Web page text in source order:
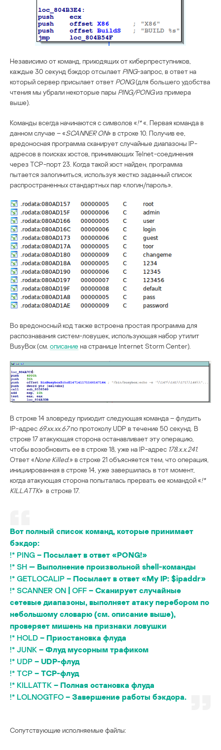
Независимо от команд, приходящих от киберпреступников,
каждые 30 секунд бэкдор отсылает PING-запрос, в ответ на
который сервер присылает ответ PONG(для большего удобства
чтения мы убрали некоторые пары PING/PONGиз примера
выше).
Команды всегда начинаются с символов «!*«. Первая команда в
данном случае – «SCANNER ON» в строке 10. Получив ее,
вредоносная программа сканирует случайные диапазоны IP-
адресов в поисках хостов, принимающих Telnet-соединения
через TCP-порт 23. Когда такой хост найден, программа
пытается залогиниться, используя жестко заданный список
распространенных стандартных пар «логин/пароль».
Во вредоносный код также встроена простая программа для
распознавания систем-ловушек, использующая набор утилит
BusyBox (см. описание на странице Internet Storm Center).
В строке 14 зловреду приходит следующая команда – флудить
IP-адрес 69.xx.xx.67по протоколу UDP в течение 50 секунд. В
строке 17 атакующая сторона останавливает эту операцию,
чтобы возобновить ее в строке 18, уже на IP-адрес 178.x.x.241.
Ответ «None Killed.» в строке 21 объясняется тем, что операция,
инициированная в строке 14, уже завершилась в тот момент,
когда атакующая сторона попыталась прервать ее командой «!*
KILLATTK» в строке 17.
Вот полный список команд, которые принимает
бэкдор:
!* PING – Посылает в ответ «PONG!»
!* SH — Выполнение произвольной shell-команды
!* GETLOCALIP – Посылает в ответ «My IP: $ipaddr»
!* SCANNER ON OFF – Сканирует случайные
сетевые диапазоны, выполняет атаку перебором по
небольшому словарю (см. описание выше),
проверяет мишень на признаки ловушки
!* HOLD – Приостановка флуда
!* JUNK – Флуд мусорным трафиком
!* UDP – UDP-флуд
!* TCP – TCP-флуд
!* KILLATTK – Полная остановка флуда
!* LOLNOGTFO – Завершение работы бэкдора.
Сопутствующие исполняемые файлы: